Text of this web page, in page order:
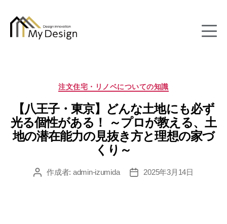
カ
ゴ
リ
ー
注文住宅・リノベについての知識
【八王子・東京】どんな土地にも必ず
光る個性がある！ ～プロが教える、土
地の潜在能力の見抜き方と理想の家づ
くり～
投 作成者: admin-izumida
投
2025年3月14日